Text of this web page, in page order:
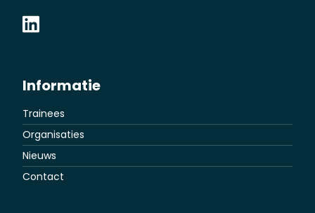
Informatie
Trainees
Organisaties
Nieuws
Contact